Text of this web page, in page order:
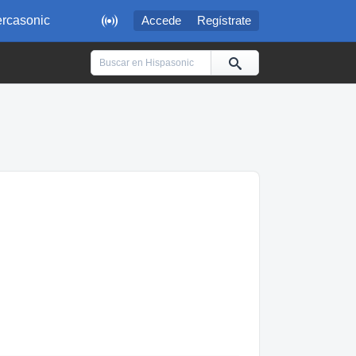
 Accede Regístrate